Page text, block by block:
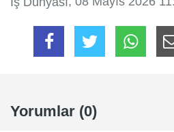
Yorumlar (0)